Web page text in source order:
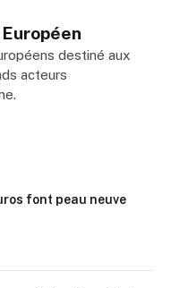
destiné aux
acteurs
font peau neuve